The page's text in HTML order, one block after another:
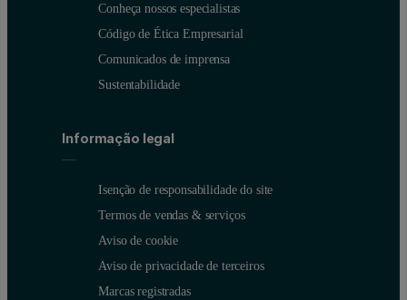
Conheça nossos especialistas
Código de Ética Empresarial
Comunicados de imprensa
Sustentabilidade
Informação legal
Isenção de responsabilidade do site
Termos de vendas & serviços
Aviso de cookie
Aviso de privacidade de terceiros
Marcas registradas